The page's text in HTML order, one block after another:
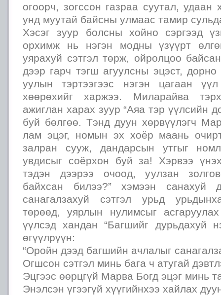
огоорч, зогссон газраа суутал,
унд муутай байсны улмаас тамир
Хэсэг зуур болсны хойно сэргээд
орхимж нь нэгэн модны үзүүрт
уярахуй сэтгэл төрж, ойролцоо
дээр гарч тэгш агуулсны эцэст,
уулын тэртээгээс нэгэн цагаан
хөөрөхийг харжээ. Миларайва
ажиглан харах зуур “Аяа тэр үүлсийн
буй бөлгөө. Тэнд дуун хөрвүүлэгч
лам эцэг, номын эх хоёр маань
залран сууж, дандарсын утгыг
увдисыг соёрхон буй за! Хэрвээ
тэдэн дээрээ очоод, уулзан
байхсан билээ?” хэмээн санахуй
санагалзахуй сэтгэл урьд
төрөөд, уярлын нулимсыг
үүлсэд хандан “Багшийг дурьдахуй
өгүүлрүүн:
“Оройн дээд багшийн ачлалыг
Огшсон сэтгэл минь бага ч атугай
Эцгээс өөрцгүй Марва Богд эцэг минь
Энэлсэн үгээгүй хүүгийнхээ хайлах